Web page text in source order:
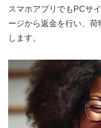
スマホアプリでもPCサ
ージから返金を行い、
します。